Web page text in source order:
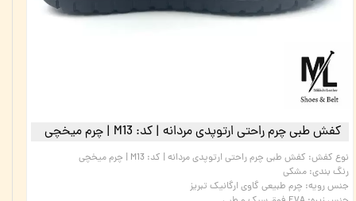
کفش طبی چرم راحتی ارتوپدی مردانه | کد:‌ M13 | چرم میخچی
نوع کفش: کفش طبی چرم راحتی ارتوپدی مردانه | کد:‌ M13 | چرم میخچی
رنگ بندی: مشکی
جنس رویه: چرم طبیعی گاوی ارگانیک تبریز